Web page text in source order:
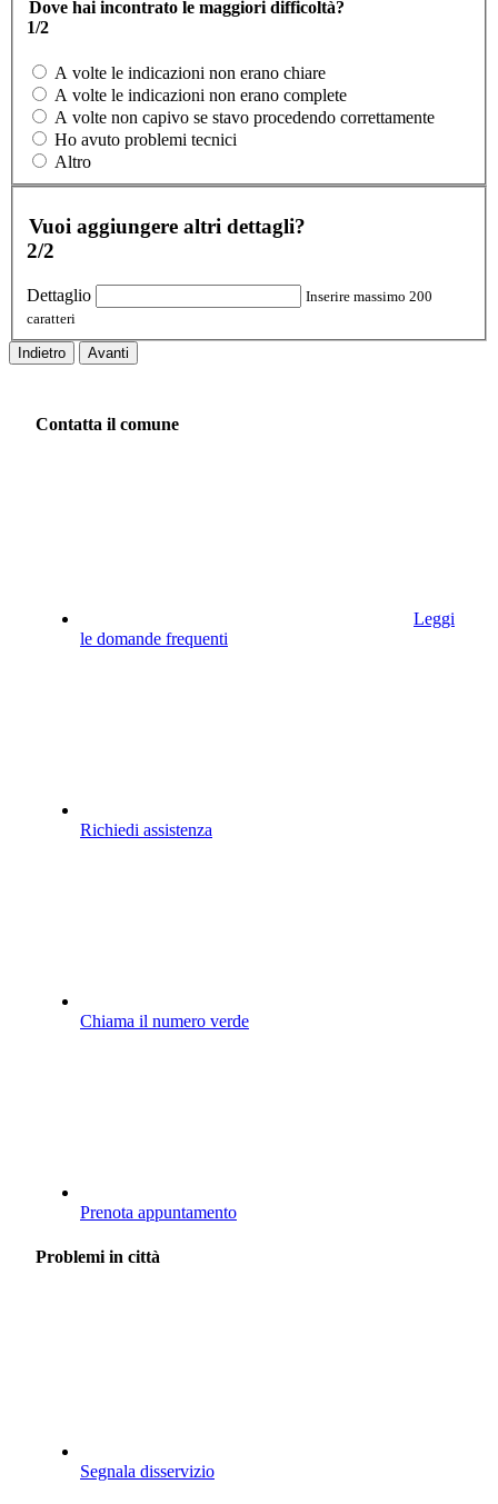
Dove hai incontrato le maggiori difficoltà?
1/2
A volte le indicazioni non erano chiare
A volte le indicazioni non erano complete
A volte non capivo se stavo procedendo correttamente
Ho avuto problemi tecnici
Altro
Vuoi aggiungere altri dettagli?
2/2
Dettaglio
Inserire massimo 200
caratteri
Indietro Avanti
Contatta il comune
Leggi
le domande frequenti
Richiedi assistenza
Chiama il numero verde
Prenota appuntamento
Problemi in città
Segnala disservizio